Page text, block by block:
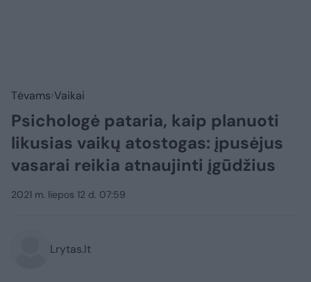
Tėvams Vaikai
Psichologė pataria, kaip planuoti
likusias vaikų atostogas: įpusėjus
vasarai reikia atnaujinti įgūdžius
2021 m. liepos 12 d. 07:59
Lrytas.lt